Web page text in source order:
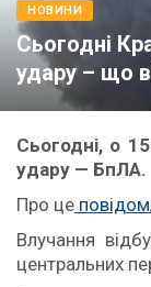
НОВИНИ
Сьогодні
удару – що
Сьогодні, о
удару — БпЛА.
Про це
Влучання
центральних